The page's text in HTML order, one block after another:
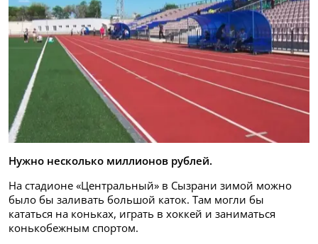
Нужно несколько миллионов рублей.
На стадионе «Центральный» в Сызрани зимой можно
было бы заливать большой каток. Там могли бы
кататься на коньках, играть в хоккей и заниматься
конькобежным спортом.